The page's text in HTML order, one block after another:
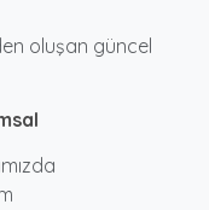
oluşan güncel